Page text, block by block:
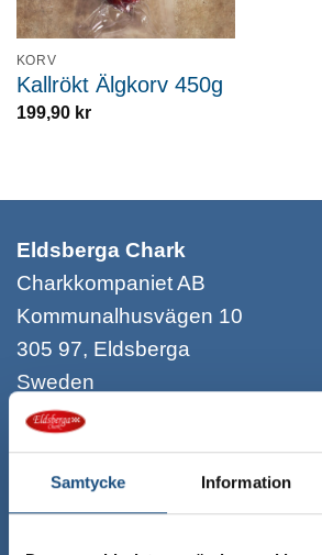
Samtycke Information
KORV
Kallrökt Älgkorv 450g
199,90 kr
Eldsberga Chark
Charkkompaniet AB
Kommunalhusvägen 10
305 97, Eldsberga
Sweden
+46 35 40965
kundtjanst@eldsbergachark.se
Org.nummer: 556885-7949